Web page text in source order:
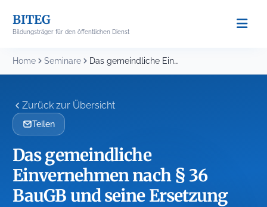
content
BITEG
Bildungsträger für den öffentlichen Dienst
Home Seminare Das gemeindliche Einvernehmen nach § 36 BauGB und...
Zurück zur Übersicht
Teilen
Das gemeindliche
Einvernehmen nach § 36
BauGB und seine Ersetzung